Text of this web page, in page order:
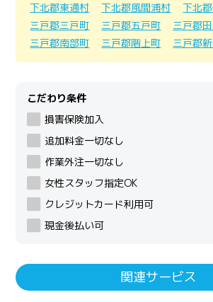
下北郡東通村
下北郡風間浦村
下北
三戸郡三戸町
三戸郡五戸町
三戸郡
三戸郡南部町
三戸郡階上町 三戸郡
こだわり条件
損害保険加入
追加料金一切なし
作業外注一切なし
女性スタッフ指定OK
クレジットカード利用可
現金後払い可
関連サービス